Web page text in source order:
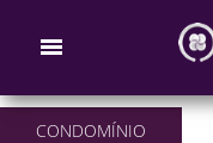
CONDOMÍNIO